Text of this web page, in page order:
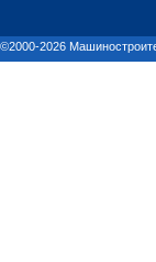
©2000-2026